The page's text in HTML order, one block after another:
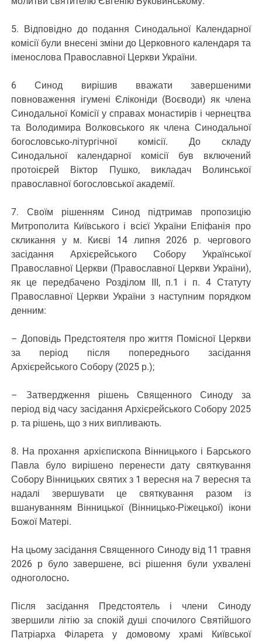
5. Відповідно до подання Синодальної Календарної
комісії були внесені зміни до Церковного календаря та
іменослова Православної Церкви України.
6 Синод вирішив вважати завершеними
повноваження ігумені Єліконіди (Воєводи) як члена
Синодальної Комісії у справах монастирів і чернецтва
та Володимира Волковського як члена Синодальної
богословсько-літургічної комісії. До складу
Синодальної календарної комісії був включений
протоієрей Віктор Пушко, викладач Волинської
православної богословської академії.
7. Своїм рішенням Синод підтримав пропозицію
Митрополита Київського і всієї України Епіфанія про
скликання у м. Києві 14 липня 2026 р. чергового
засідання Архієрейського Собору Української
Православної Церкви (Православної Церкви України),
як це передбачено Розділом ІІІ, п.1 і п. 4 Статуту
Православної Церкви України з наступним порядком
денним:
– Доповідь Предстоятеля про життя Помісної Церкви
за період після попереднього засідання
Архієрейського Собору (2025 р.);
– Затвердження рішень Священного Синоду за
період від часу засідання Архієрейського Собору 2025
р. та рішень, що з них випливають.
8. На прохання архієпископа Вінницького і Барського
Павла було вирішено перенести дату святкування
Собору Вінницьких святих з 1 вересня на 7 вересня та
надалі звершувати це святкування разом із
вшануванням Вінницької (Вінницько-Ріжецької) ікони
Божої Матері.
На цьому засідання Священного Синоду від 11 травня
2026 р було завершене, всі рішення були ухвалені
одноголосно.
Після засідання Предстоятель і члени Синоду
звершили літію за спокій душі спочилого Святійшого
Патріарха Філарета у домовому храмі Київської